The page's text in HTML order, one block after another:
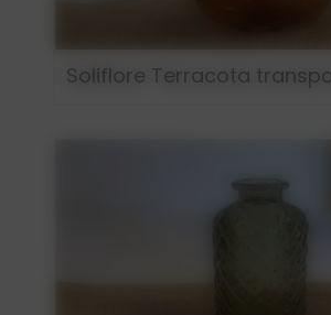
Soliflore Terracota